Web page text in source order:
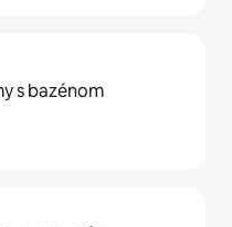
s bazénom